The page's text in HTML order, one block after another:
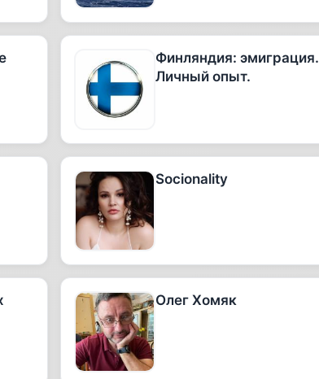
Финляндия: эмиграция.
Личный опыт.
Socionality
Олег Хомяк